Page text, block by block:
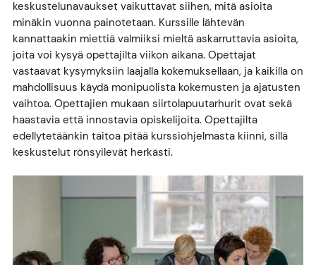
keskustelunavaukset vaikuttavat siihen, mitä asioita
minäkin vuonna painotetaan. Kurssille lähtevän
kannattaakin miettiä valmiiksi mieltä askarruttavia asioita,
joita voi kysyä opettajilta viikon aikana. Opettajat
vastaavat kysymyksiin laajalla kokemuksellaan, ja kaikilla on
mahdollisuus käydä monipuolista kokemusten ja ajatusten
vaihtoa. Opettajien mukaan siirtolapuutarhurit ovat sekä
haastavia että innostavia opiskelijoita. Opettajilta
edellytetäänkin taitoa pitää kurssiohjelmasta kiinni, sillä
keskustelut rönsyilevät herkästi.